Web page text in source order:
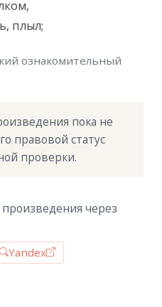
плыл;
ознакомительный
пока не
правовой статус
проверки.
через
Yandex